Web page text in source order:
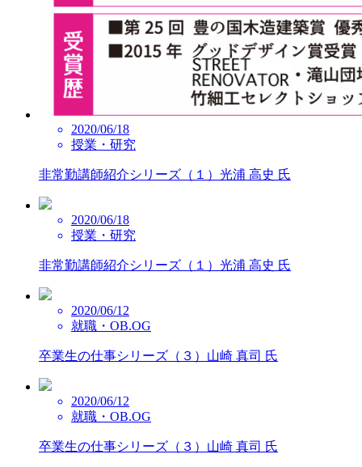
2020/06/18
授業・研究
非常勤講師紹介シリーズ（１）光浦 高史 氏
2020/06/18
授業・研究
非常勤講師紹介シリーズ（１）光浦 高史 氏
2020/06/12
就職・OB.OG
卒業生の仕事シリーズ（３）山崎 真司 氏
2020/06/12
就職・OB.OG
卒業生の仕事シリーズ（３）山崎 真司 氏